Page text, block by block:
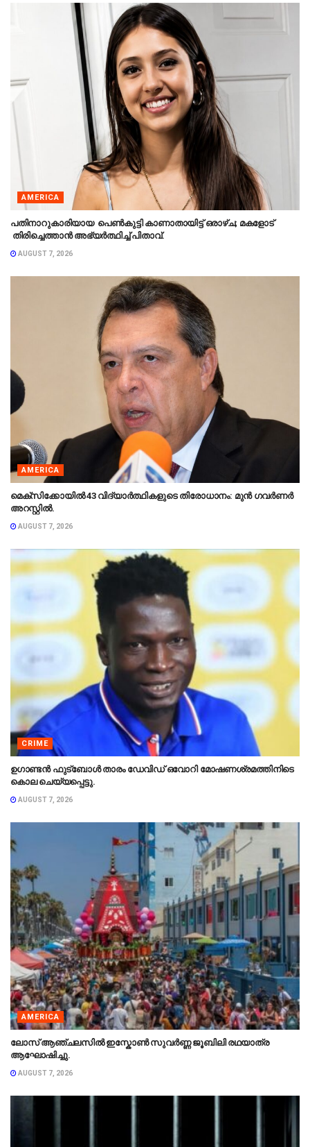
AMERICA
പതിനാറുകാരിയായ പെൺകുട്ടി കാണാതായിട്ട് ഒരാഴ്ച; മകളോട്
തിരിച്ചെത്താൻ അഭ്യർത്ഥിച്ച് പിതാവ്.
AUGUST 7, 2026
AMERICA
മെക്‌സിക്കോയിൽ 43 വിദ്യാർത്ഥികളുടെ തിരോധാനം: മുൻ ഗവർണർ
അറസ്റ്റിൽ.
AUGUST 7, 2026
CRIME
ഉഗാണ്ടൻ ഫുട്ബോൾ താരം ഡേവിഡ് ഒവോറി മോഷണശ്രമത്തിനിടെ
കൊല ചെയ്യപ്പെട്ടു.
AUGUST 7, 2026
AMERICA
ലോസ് ആഞ്ചലസിൽ ഇസ്കോൺ സുവർണ്ണ ജൂബിലി രഥയാത്ര
ആഘോഷിച്ചു.
AUGUST 7, 2026